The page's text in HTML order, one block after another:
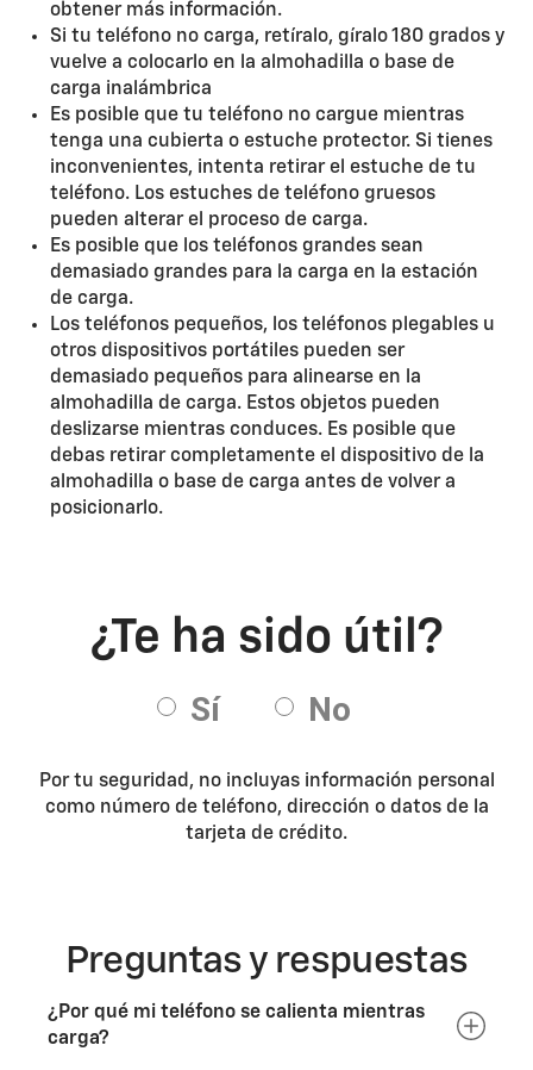
obtener más información.
Si tu teléfono no carga, retíralo, gíralo 180 grados y
vuelve a colocarlo en la almohadilla o base de
carga inalámbrica
Es posible que tu teléfono no cargue mientras
tenga una cubierta o estuche protector. Si tienes
inconvenientes, intenta retirar el estuche de tu
teléfono. Los estuches de teléfono gruesos
pueden alterar el proceso de carga.
Es posible que los teléfonos grandes sean
demasiado grandes para la carga en la estación
de carga.
Los teléfonos pequeños, los teléfonos plegables u
otros dispositivos portátiles pueden ser
demasiado pequeños para alinearse en la
almohadilla de carga. Estos objetos pueden
deslizarse mientras conduces. Es posible que
debas retirar completamente el dispositivo de la
almohadilla o base de carga antes de volver a
posicionarlo.
Por tu seguridad, no incluyas información personal
como número de teléfono, dirección o datos de la
tarjeta de crédito.
Preguntas y respuestas
¿Por qué mi teléfono se calienta mientras
carga?